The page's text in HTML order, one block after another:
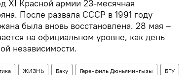
XI Красной армии 23-месячная
После развала СССР в 1991 году
была вновь восстановлена. 28 мая –
на официальном уровне, как день
независимости.
ЖИЗНЬ Баку Геренфиль Дюньямингызы БГУ